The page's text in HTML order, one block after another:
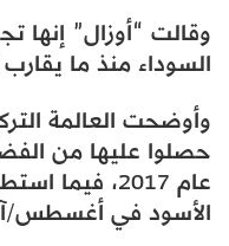
وقالت “أوزال” إنها
السوداء منذ ما يقارب 20 عاماً.
وأوضحت العالمة
حصلوا عليها من
عام 2017،
الأسود في أغسطس/آب